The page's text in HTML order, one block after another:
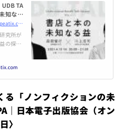
TA
知なる
https://udbtalk01-202104.peatix.com
究所が
の探究
知なる
powere
「ノンフィクションの未
｜日本電子出版協会（オン
〉